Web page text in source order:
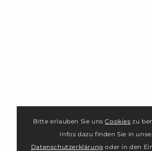
Bitte erlauben Sie unsCookies zu
Infos dazu finden Sie in
Datenschutzerklärung oder in den